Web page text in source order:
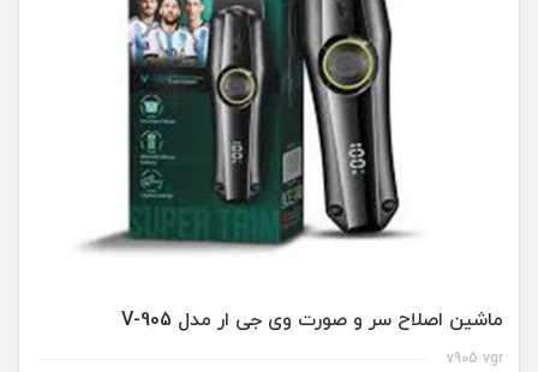
ماشین اصلاح سر و صورت وی جی ار مدل V-905
v905 vgr